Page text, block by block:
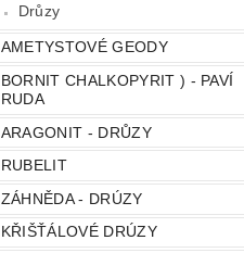
Drůzy
AMETYSTOVÉ GEODY
BORNIT CHALKOPYRIT ) - PAVÍ
RUDA
ARAGONIT - DRŮZY
RUBELIT
ZÁHNĚDA - DRÚZY
KŘIŠŤÁLOVÉ DRÚZY